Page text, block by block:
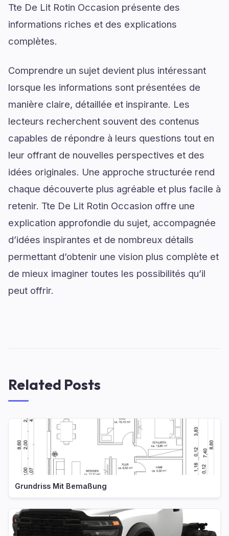
Tte De Lit Rotin Occasion présente des
informations riches et des explications
complètes.
Comprendre un sujet devient plus intéressant
lorsque les informations sont présentées de
manière claire, détaillée et inspirante. Les
lecteurs recherchent souvent des contenus
capables de répondre à leurs questions tout en
leur offrant de nouvelles perspectives et des
idées originales. Une approche structurée rend
chaque découverte plus agréable et plus facile à
retenir. Tte De Lit Rotin Occasion offre une
explication approfondie du sujet, accompagnée
d’idées inspirantes et de nombreux détails
permettant d’obtenir une vision plus complète et
de mieux imaginer toutes les possibilités qu’il
peut offrir.
Related Posts
Grundriss Mit Bemaßung